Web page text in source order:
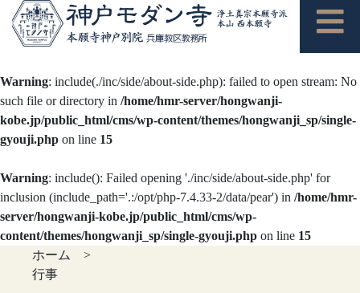
Warning: include(./inc/side/about-side.php): failed to open stream: No
such file or directory in /home/hmr-server/hongwanji-
kobe.jp/public_html/cms/wp-content/themes/hongwanji_sp/single-
gyouji.php on line 15
Warning: include(): Failed opening './inc/side/about-side.php' for
inclusion (include_path='.:/opt/php-7.4.33-2/data/pear') in /home/hmr-
server/hongwanji-kobe.jp/public_html/cms/wp-
content/themes/hongwanji_sp/single-gyouji.php on line 15
ホーム
>
行事